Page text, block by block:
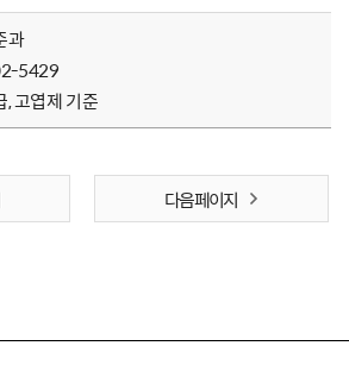
과
5429
, 고엽제 기준
다음 페이지